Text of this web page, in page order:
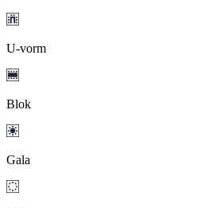
U-vorm
Blok
Gala